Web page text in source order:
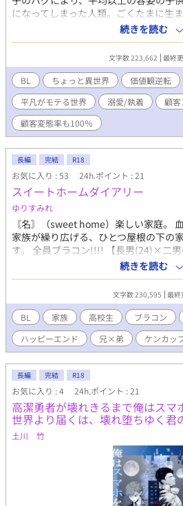
になってしまった人類。ごくたまに生
種扱いで逆に価値が高騰。 人々は"普
世界で、利用顧客スパダリ率100％の
ブ・『普通男子を愛でる会。』で働く
斗）が、癖の強い美形イケメン達にわ
話。 100％スパダリだけど100％変態
※残念ながら性風俗店のお話ではござ
ざけです。 深く考えずゆとりある心で
と思われます。 広いお心でお見守り下
続きを読む
文字数 223,662 最終
BL ちょっと異世界 価値観逆転
平凡がモテる世界
溺愛/執着
顧
顧客変態率も100％
長編 完結 R18
お気に入り : 53 24h.ポイント : 21
スイートホームダイアリー
ゆりすみれ
〘名〙（sweet home）楽しい家庭。
家族が繰り広げる、ひとつ屋根の下の
す。 全員ブラコン!!!! 【長男(24)×二
カップル 【三男(18)×四男(16)】 →ス
男・亜楼（あろう） 二男・海斗（かい
四男・冬夜（とうや） 父・秀春（ひ
で、血がつながっています。 ※近親相
続きを読む
文字数 230,595 最終
BL 家族 高校生 ブラコン
ハッピーエンド
兄×弟 ケンカッ
長編 完結 R18
お気に入り : 4 24h.ポイント : 21
高潔勇者が壊れきるまで俺はスマ
世界より届くは、壊れ堕ちゆく君
土川 竹